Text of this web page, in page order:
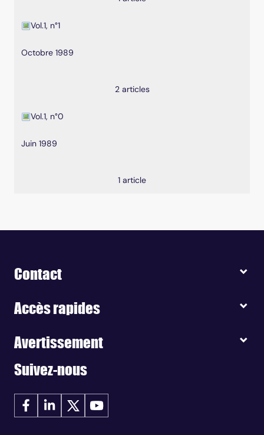
Vol.1, n°1
Octobre 1989
2 articles
Vol.1, n°0
Juin 1989
1 article
Contact
Accès rapides
Avertissement
Suivez-nous